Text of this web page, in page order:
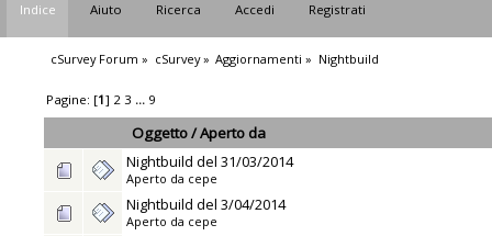
Indice Aiuto Ricerca Accedi Registrati
cSurvey Forum » cSurvey» Aggiornamenti » Nightbuild
Pagine: [1] 2 3 ... 9
Oggetto/Aperto da
Nightbuild del 31/03/2014
Aperto da cepe
Nightbuild del 3/04/2014
Aperto da cepe